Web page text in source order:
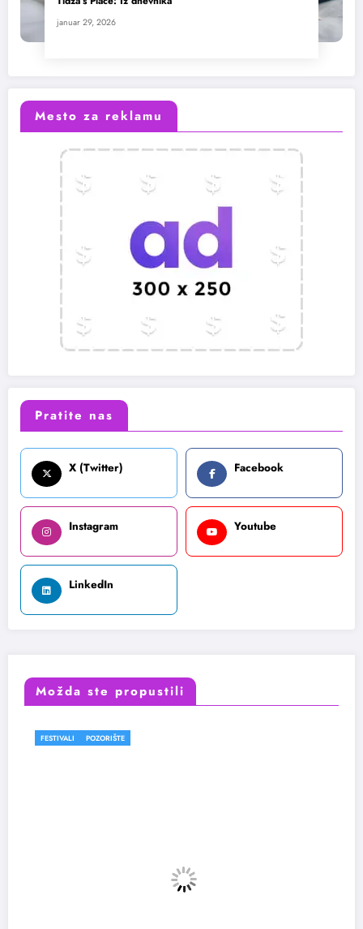
januar 29, 2026
Mesto za reklamu
Pratite nas
X (Twitter) Facebook
Instagram Youtube
LinkedIn
Možda ste propustili
FESTIVALI POZORIŠTE